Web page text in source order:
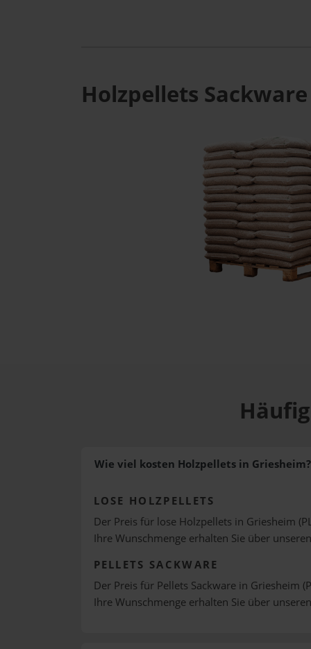
Holzpellets
Wie viel kosten Holzpellets in Griesheim?
LOSE HOLZPELLETS
Der Preis für lose Holzpellets in Griesheim
Ihre Wunschmenge erhalten Sie über unseren
PELLETS SACKWARE
Der Preis für Pellets Sackware in Griesheim
Ihre Wunschmenge erhalten Sie über unseren